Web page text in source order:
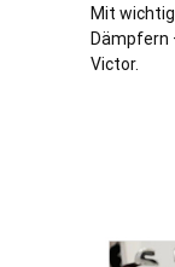
Mit
Dämpfern
Victor.